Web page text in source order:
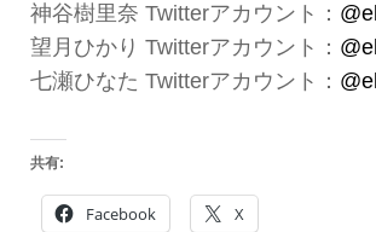
神谷樹里奈 Twitterアカウント：
望月ひかり Twitterアカウント：
七瀬ひなた Twitterアカウント：
共有:
Facebook X